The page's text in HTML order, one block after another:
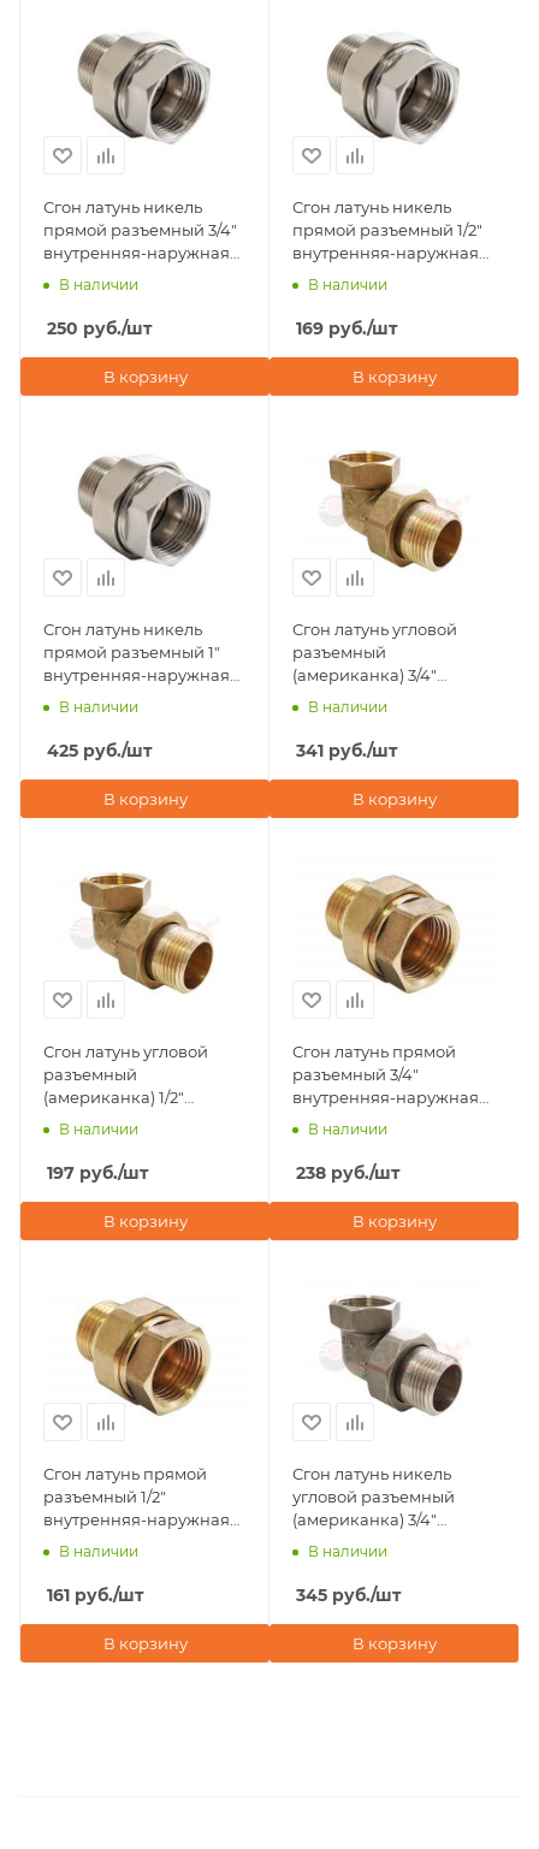
Сгон латунь никель
прямой разъемный 3/4"
внутренняя-наружная
резьба Valfex
В наличии
250 руб./шт
В корзину
Сгон латунь никель
прямой разъемный 1/2"
внутренняя-наружная
резьба Valfex
В наличии
169 руб./шт
В корзину
Сгон латунь никель
прямой разъемный 1"
внутренняя-наружная
резьба Valfex
В наличии
425 руб./шт
В корзину
Сгон латунь угловой
разъемный
(американка) 3/4"
внутренняя-наружная
В наличии
341 руб./шт
В корзину
Сгон латунь угловой
разъемный
(американка) 1/2"
внутренняя-наружная
В наличии
197 руб./шт
В корзину
Сгон латунь прямой
разъемный 3/4"
внутренняя-наружная
резьба Valfex
В наличии
238 руб./шт
В корзину
Сгон латунь прямой
разъемный 1/2"
внутренняя-наружная
резьба Valfex
В наличии
161 руб./шт
В корзину
Сгон латунь никель
угловой разъемный
(американка) 3/4"
внутренняя-наружная
В наличии
345 руб./шт
В корзину